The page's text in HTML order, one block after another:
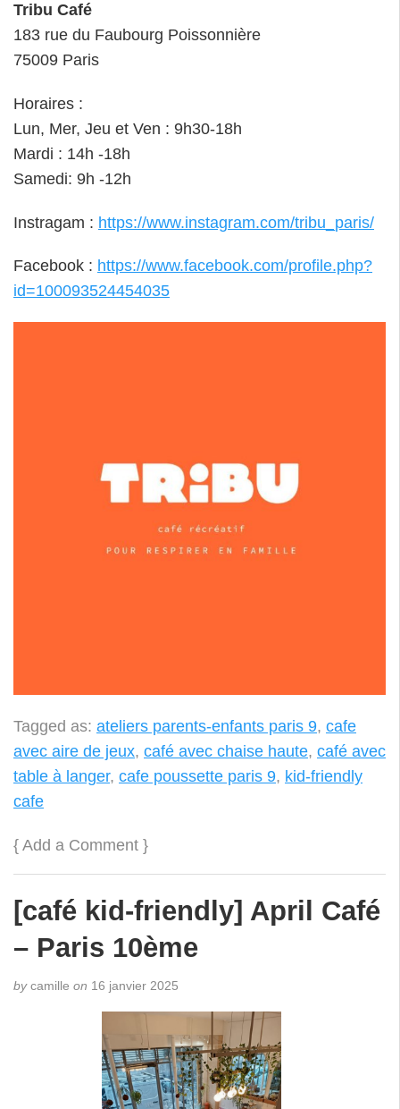
Tribu Café
183 rue du Faubourg Poissonnière
75009 Paris
Horaires :
Lun, Mer, Jeu et Ven : 9h30-18h
Mardi : 14h -18h
Samedi: 9h -12h
Instragam : https://www.instagram.com/tribu_paris/
Facebook : https://www.facebook.com/profile.php?
id=100093524454035
Tagged as: ateliers parents-enfants paris 9, cafe
avec aire de jeux, café avec chaise haute, café avec
table à langer, cafe poussette paris 9, kid-friendly
cafe
{ Add a Comment }
[café kid-friendly] April Café
– Paris 10ème
bycamille on 16 janvier 2025